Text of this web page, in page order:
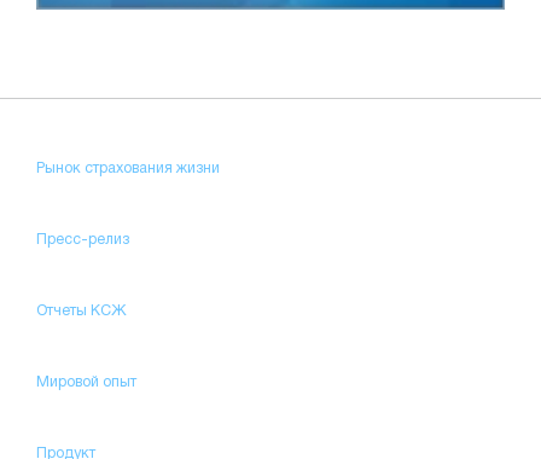
Рынок страхования жизни
Пресс-релиз
Отчеты КСЖ
Мировой опыт
Продукт